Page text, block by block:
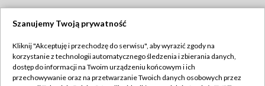
TVP
Abonament TVP
Regulamin TVP
Szanujemy Twoją prywatność
Kliknij "Akceptuję i przechodzę do serwisu", aby wyrazić zgody na
korzystanie z technologii automatycznego śledzenia i zbierania danych,
dostęp do informacji na Twoim urządzeniu końcowym i ich
przechowywanie oraz na przetwarzanie Twoich danych osobowych przez